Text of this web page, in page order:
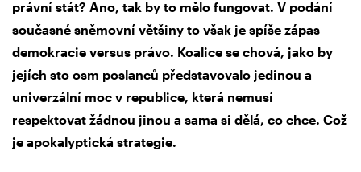
právní stát? Ano, tak by to mělo fungovat. V podání
současné sněmovní většiny to však je spíše zápas
demokracie versus právo. Koalice se chová, jako by
jejích sto osm poslanců představovalo jedinou a
univerzální moc v republice, která nemusí
respektovat žádnou jinou a sama si dělá, co chce. Což
je apokalyptická strategie.